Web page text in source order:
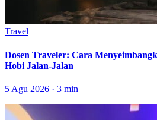
Travel
Dosen Traveler: Cara
Hobi Jalan-Jalan
5 Agu 2026 · 3 min